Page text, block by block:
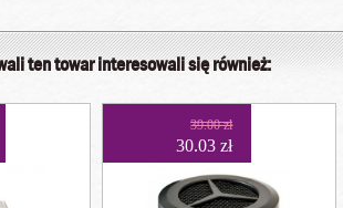
ten towar interesowali się również:
39.00 zł
30.03 zł